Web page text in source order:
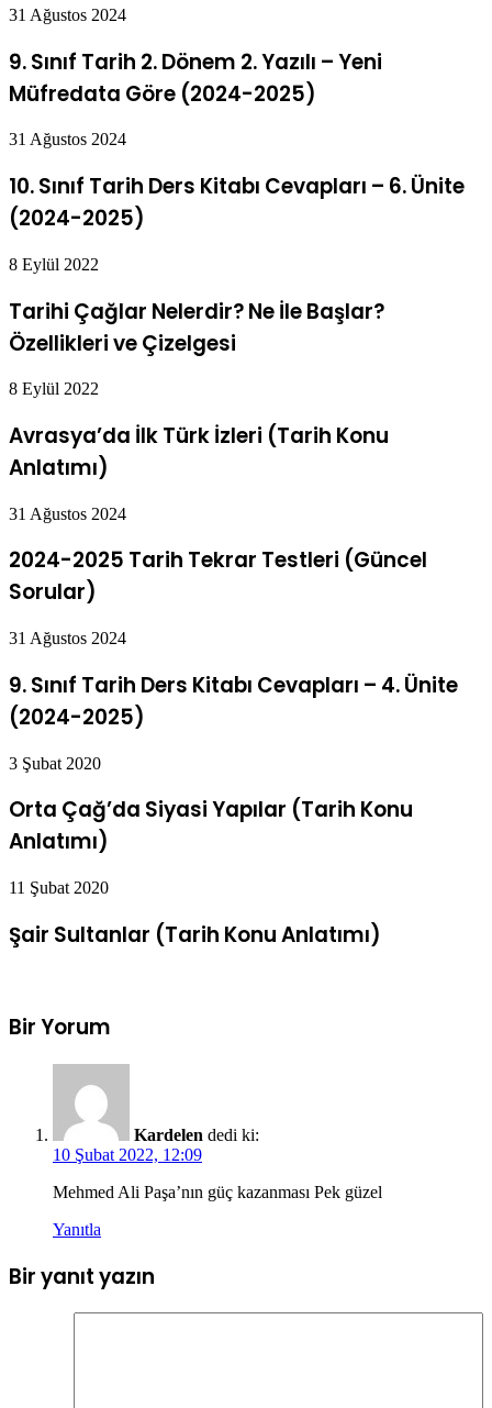
31 Ağustos 2024
9. Sınıf Tarih 2. Dönem 2. Yazılı – Yeni
Müfredata Göre (2024-2025)
31 Ağustos 2024
10. Sınıf Tarih Ders Kitabı Cevapları – 6. Ünite
(2024-2025)
8 Eylül 2022
Tarihi Çağlar Nelerdir? Ne İle Başlar?
Özellikleri ve Çizelgesi
8 Eylül 2022
Avrasya’da İlk Türk İzleri (Tarih Konu
Anlatımı)
31 Ağustos 2024
2024-2025 Tarih Tekrar Testleri (Güncel
Sorular)
31 Ağustos 2024
9. Sınıf Tarih Ders Kitabı Cevapları – 4. Ünite
(2024-2025)
3 Şubat 2020
Orta Çağ’da Siyasi Yapılar (Tarih Konu
Anlatımı)
11 Şubat 2020
Şair Sultanlar (Tarih Konu Anlatımı)
Bir Yorum
Kardelen dedi ki:
10 Şubat 2022, 12:09
Mehmed Ali Paşa’nın güç kazanması Pek güzel
Yanıtla
Bir yanıt yazın